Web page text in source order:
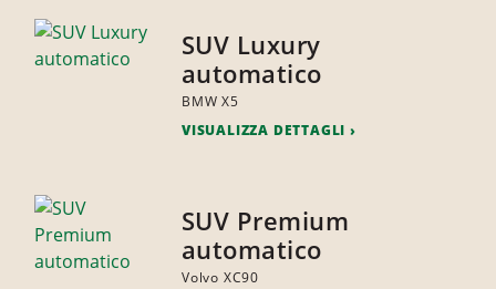
SUV Luxury
automatico
BMW X5
VISUALIZZA DETTAGLI
SUV Premium
automatico
Volvo XC90